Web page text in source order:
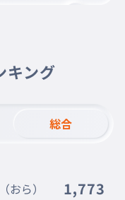
キング
総合
おら） 1,773